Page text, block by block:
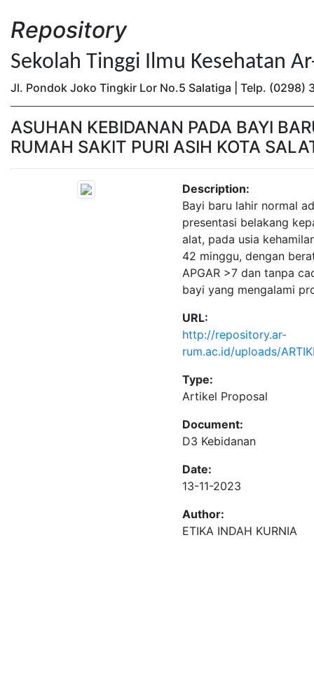
Repository
Sekolah Tinggi Ilmu Kesehatan
Jl. Pondok Joko Tingkir Lor No.5 Salatiga | Telp. (0298)
ASUHAN KEBIDANAN PADA BAYI
RUMAH SAKIT PURI ASIH KOTA
Description:
Bayi baru lahir normal
presentasi belakang
alat, pada usia
42 minggu, dengan
APGAR >7 dan tanpa
bayi yang mengalami
URL:
http://repository.ar-
rum.ac.id/uploads/
Type:
Artikel Proposal
Document:
D3 Kebidanan
Date:
13-11-2023
Author:
ETIKA INDAH KURNIA